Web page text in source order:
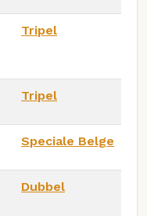
Tripel
Tripel
Speciale Belge
Dubbel